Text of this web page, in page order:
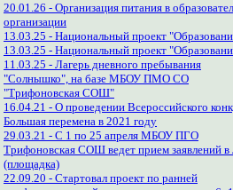
20.01.26 - Организация питания в
организации
13.03.25 - Национальный проект
13.03.25 - Национальный проект
11.03.25 - Лагерь дневного пребывания
"Солнышко", на базе МБОУ ПМО СО
"Трифоновская СОШ"
16.04.21 - О проведении Всероссийского
Большая перемена в 2021 году
29.03.21 - С 1 по 25 апреля МБОУ ПГО
Трифоновская СОШ ведет прием заявлений
(площадка)
22.09.20 - Стартовал проект по ранней